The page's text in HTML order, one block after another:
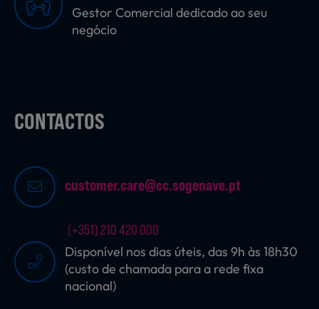
Gestor Comercial dedicado ao seu
negócio
CONTACTOS
customer.care@cc.sogenave.pt
(+351) 210 420 000
Disponível nos dias úteis, das 9h às 18h30
(custo de chamada para a rede fixa
nacional)